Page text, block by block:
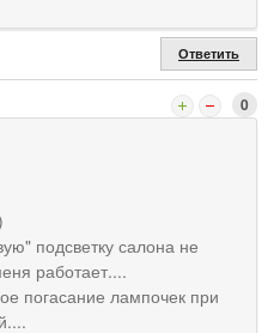
Ответить
0
подсветку салона не
работает....
погасание лампочек при